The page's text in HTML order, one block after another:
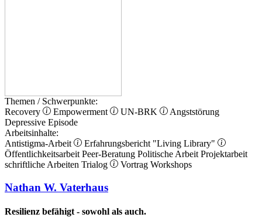
Themen / Schwerpunkte:
Recovery
Empowerment UN-BRK
Angststörung
Depressive Episode
Arbeitsinhalte:
Antistigma-Arbeit
Erfahrungsbericht "Living Library"
Öffentlichkeitsarbeit Peer-Beratung Politische Arbeit Projektarbeit
schriftliche Arbeiten Trialog Vortrag Workshops
Nathan W. Vaterhaus
Resilienz befähigt - sowohl als auch.